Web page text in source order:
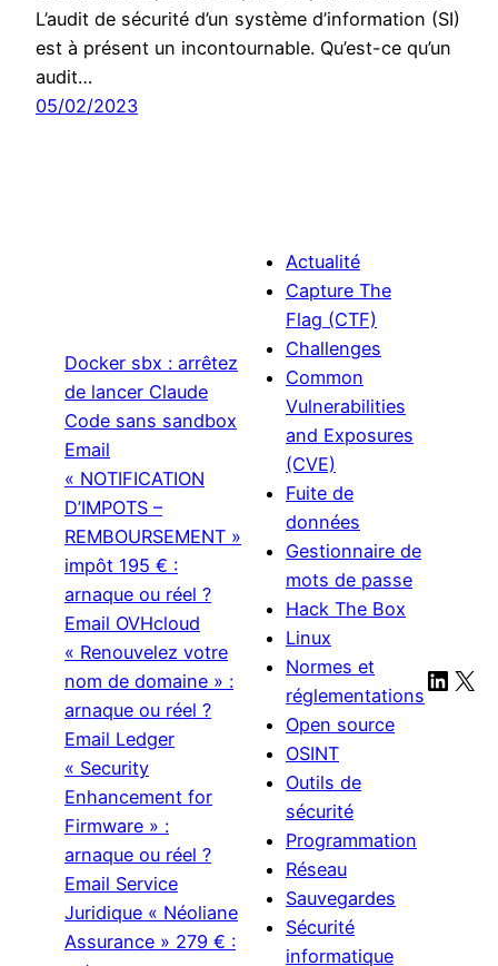
L’audit de sécurité d’un système d’information (SI)
est à présent un incontournable. Qu’est-ce qu’un
audit…
05/02/2023
Docker sbx : arrêtez
de lancer Claude
Code sans sandbox
Email
« NOTIFICATION
D’IMPOTS –
REMBOURSEMENT »
impôt 195 € :
arnaque ou réel ?
Email OVHcloud
« Renouvelez votre
nom de domaine » :
arnaque ou réel ?
Email Ledger
« Security
Enhancement for
Firmware » :
arnaque ou réel ?
Email Service
Juridique « Néoliane
Assurance » 279 € :
Actualité
Capture The
Flag (CTF)
Challenges
Common
Vulnerabilities
and Exposures
(CVE)
Fuite de
données
Gestionnaire de
mots de passe
Hack The Box
Linux
Normes et
réglementations
Open source
OSINT
Outils de
sécurité
Programmation
Réseau
Sauvegardes
Sécurité
informatique
X